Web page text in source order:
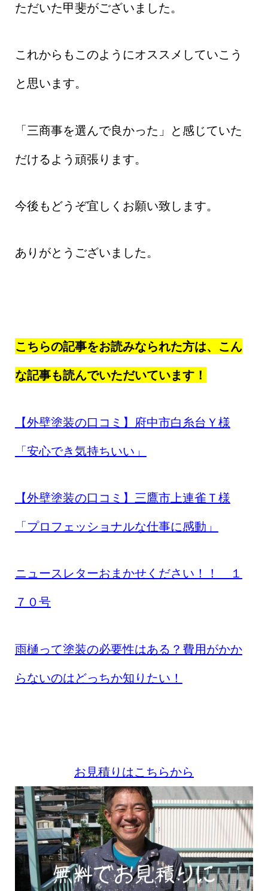
ただいた甲斐がございました。
これからもこのようにオススメしていこう
と思います。
「三商事を選んで良かった」と感じていた
だけるよう頑張ります。
今後もどうぞ宜しくお願い致します。
ありがとうございました。
こちらの記事をお読みなられた方は、こん
な記事も読んでいただいています！
【外壁塗装の口コミ】府中市白糸台Ｙ様
「安心でき気持ちいい」
【外壁塗装の口コミ】三鷹市上連雀Ｔ様
「プロフェッショナルな仕事に感動」
ニュースレターおまかせください！！ １
７０号
雨樋って塗装の必要性はある？費用がかか
らないのはどっちか知りたい！
お見積りはこちらから